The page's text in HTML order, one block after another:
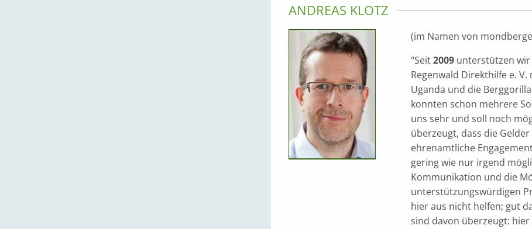
ANDREAS KLOTZ
(im Namen von
"Seit2009 unterstützen
Regenwald Direkthilfe e.
Uganda und die
konnten schon mehrere
uns sehr und soll noch
überzeugt, dass die
ehrenamtliche
gering wie nur irgend
Kommunikation und die
unterstützungswürdigen
hier aus nicht helfen; gut
sind davon überzeugt: